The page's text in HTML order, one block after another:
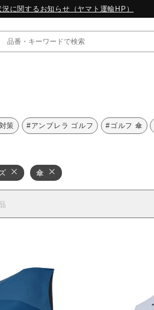
況に関するお知らせ（ヤマト運輸HP）
ック｜特集
策 #アンブレラ ゴルフ #ゴルフ 傘
傘